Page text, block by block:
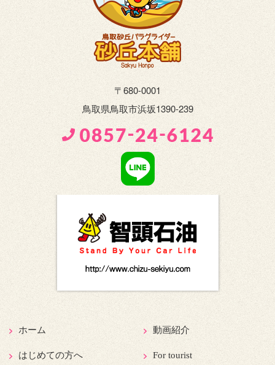
〒680-0001
鳥取県鳥取市浜坂1390-239
ホーム
はじめての方へ
動画紹介
For tourist